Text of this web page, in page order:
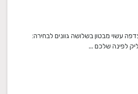
עשוי מבטון בשלושה גוונים לבחירה:
לפינה שלכם ...